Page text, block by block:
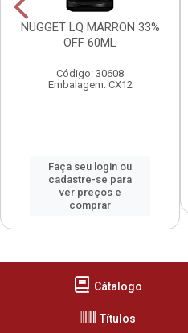
NUGGET LQ MARRON 33%
OFF 60ML
Código: 30608
Embalagem: CX12
Faça seu login ou
cadastre-se para
ver preços e
comprar
Cátalogo
Títulos